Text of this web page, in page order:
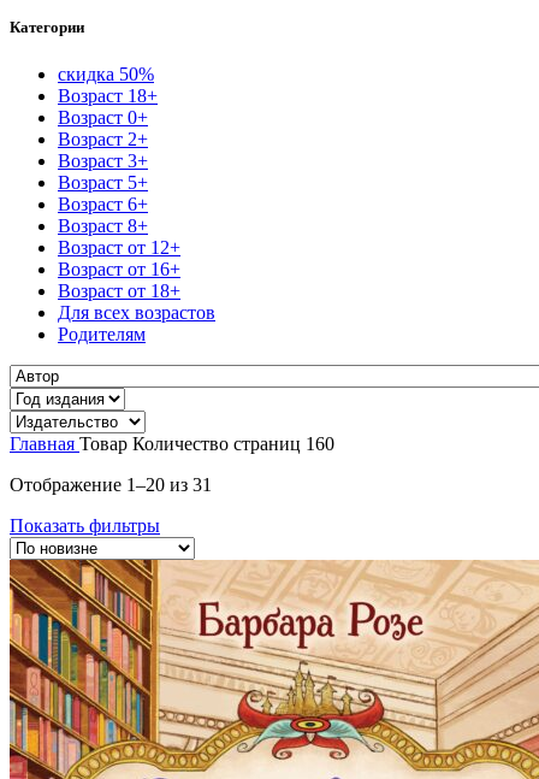
Категории
скидка 50%
Возраст 18+
Возраст 0+
Возраст 2+
Возраст 3+
Возраст 5+
Возраст 6+
Возраст 8+
Возраст от 12+
Возраст от 16+
Возраст от 18+
Для всех возрастов
Родителям
Главная Товар Количество страниц 160
Отображение 1–20 из 31
Показать фильтры